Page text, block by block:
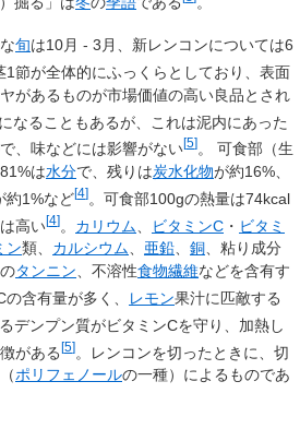
旬は10月 - 3月、新レンコンについては6
1節が全体的にふっくらとしており、表面
があるものが市場価値の高い良品とされ
なることもあるが、これは泥内にあった
、味などには影響がない[5] 。 可食部（生
は水分で、残りは炭水化物が約16%、
約1%など[4] 。可食部100gの熱量は74kcal
高い[4]。 カリウム ビタミンC ・ ビタミ
ン類、 カルシウム、 亜鉛、 銅、粘り成分
タンニン、不溶性食物繊維などを含有す
含有量が多く、 レモン果汁に匹敵する
デンプン質がビタミンCを守り、加熱し
がある[5]。レンコンを切ったときに、切
ポリフェノールの一種）によるものであ